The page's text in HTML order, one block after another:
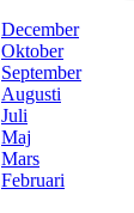
December
Oktober
September
Augusti
Juli
Maj
Mars
Februari